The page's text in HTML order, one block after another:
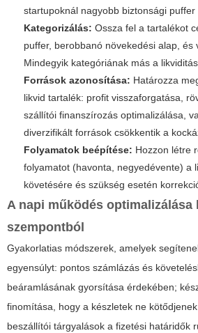
startupoknál nagyobb biztonsági puffer
Kategorizálás: Ossza fel a tartalékot
puffer, berobbanó növekedési alap, és
Mindegyik kategóriának más a
Források azonosítása: Határozza
likvid tartalék: profit visszaforgatása,
szállítói finanszírozás optimalizálása,
diverzifikált források csökkentik a
Folyamatok beépítése: Hozzon létre
folyamatot (havonta, negyedévente) a
követésére és szükség esetén
A napi működés optimalizálása
szempontból
Gyakorlatias módszerek, amelyek
egyensúlyt: pontos számlázás és
beáramlásának gyorsítása érdekében;
finomítása, hogy a készletek ne
beszállítói tárgyalások a fizetési határidők